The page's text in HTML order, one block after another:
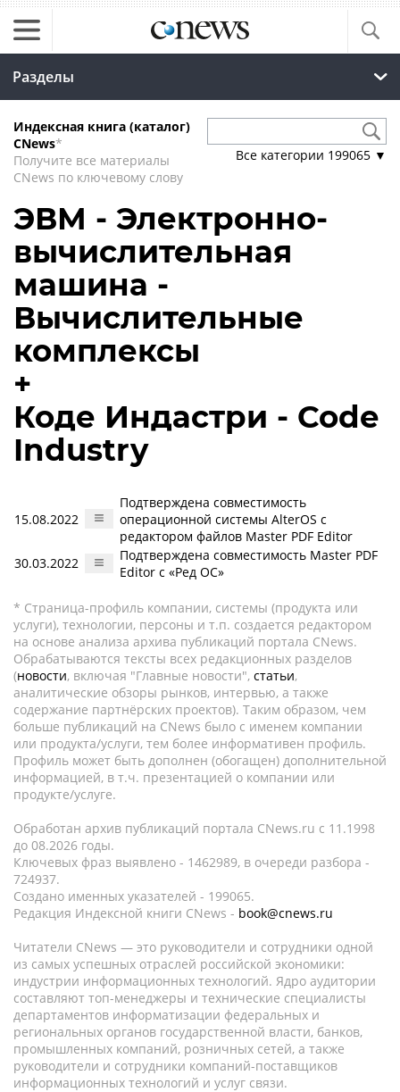
Разделы
Индексная книга (каталог)
CNews*
Получите все материалы
CNews по ключевому слову
Все категории 199065 ▼
ЭВМ - Электронно-
вычислительная
машина -
Вычислительные
комплексы
+
Коде Индастри - Code
Industry
15.08.2022
Подтверждена совместимость
операционной системы AlterOS с
редактором файлов Master PDF Editor
30.03.2022
Подтверждена совместимость Master PDF
Editor с «Ред ОС»
* Страница-профиль компании, системы (продукта или
услуги), технологии, персоны и т.п. создается редактором
на основе анализа архива публикаций портала CNews.
Обрабатываются тексты всех редакционных разделов
(новости, включая "Главные новости", статьи,
аналитические обзоры рынков, интервью, а также
содержание партнёрских проектов). Таким образом, чем
больше публикаций на CNews было с именем компании
или продукта/услуги, тем более информативен профиль.
Профиль может быть дополнен (обогащен) дополнительной
информацией, в т.ч. презентацией о компании или
продукте/услуге.
Обработан архив публикаций портала CNews.ru c 11.1998
до 08.2026 годы.
Ключевых фраз выявлено - 1462989, в очереди разбора -
724937.
Создано именных указателей - 199065.
Редакция Индексной книги CNews - book@cnews.ru
Читатели CNews — это руководители и сотрудники одной
из самых успешных отраслей российской экономики:
индустрии информационных технологий. Ядро аудитории
составляют топ-менеджеры и технические специалисты
департаментов информатизации федеральных и
региональных органов государственной власти, банков,
промышленных компаний, розничных сетей, а также
руководители и сотрудники компаний-поставщиков
информационных технологий и услуг связи.